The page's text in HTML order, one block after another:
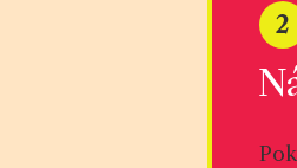
2